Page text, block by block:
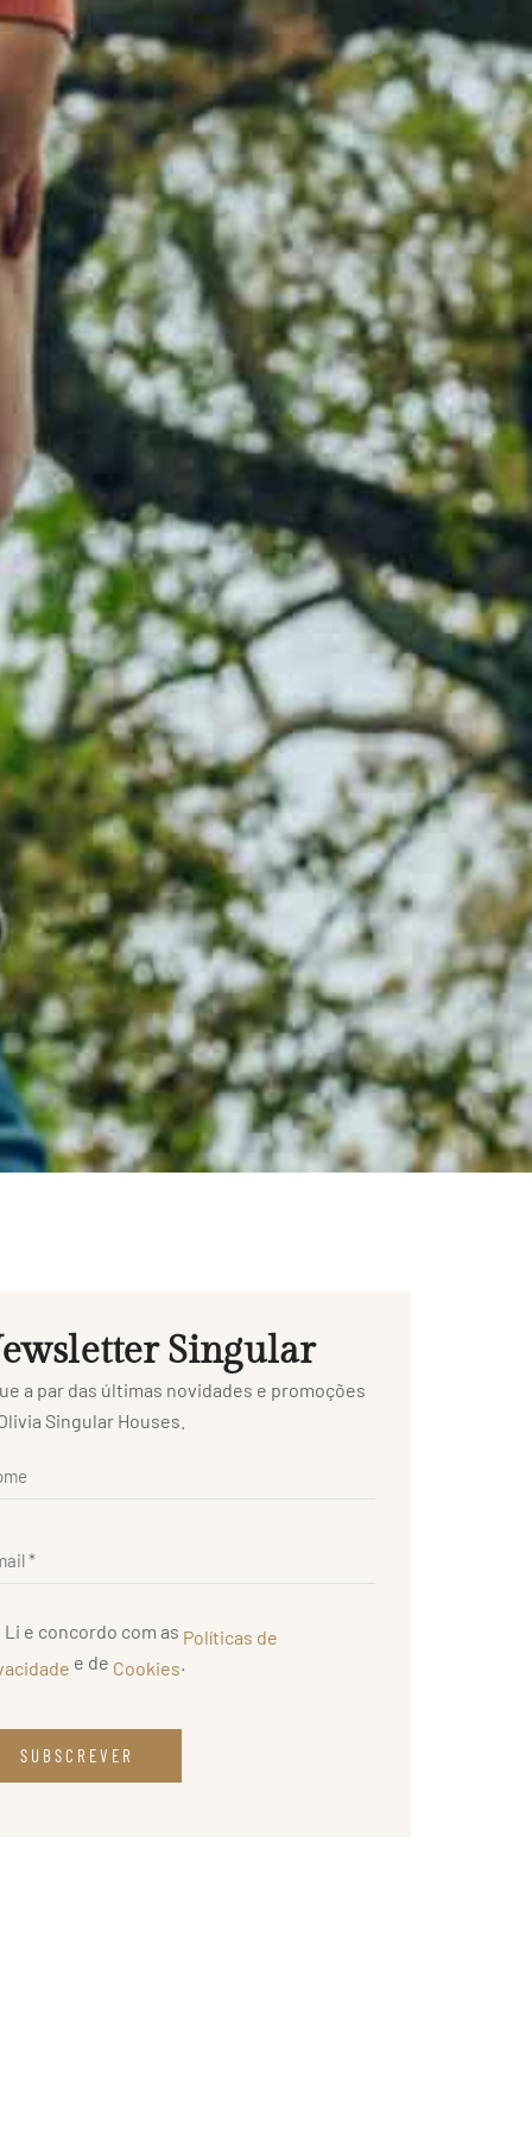
Singular
a par das últimas novidades e promoções
Singular Houses.
Li e concordo com as Políticas de
e de Cookies